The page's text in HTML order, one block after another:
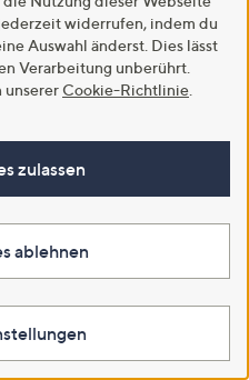
widerrufen, indem du
Auswahl änderst. Dies lässt
Verarbeitung unberührt.
unserer Cookie-Richtlinie
zulassen
ablehnen